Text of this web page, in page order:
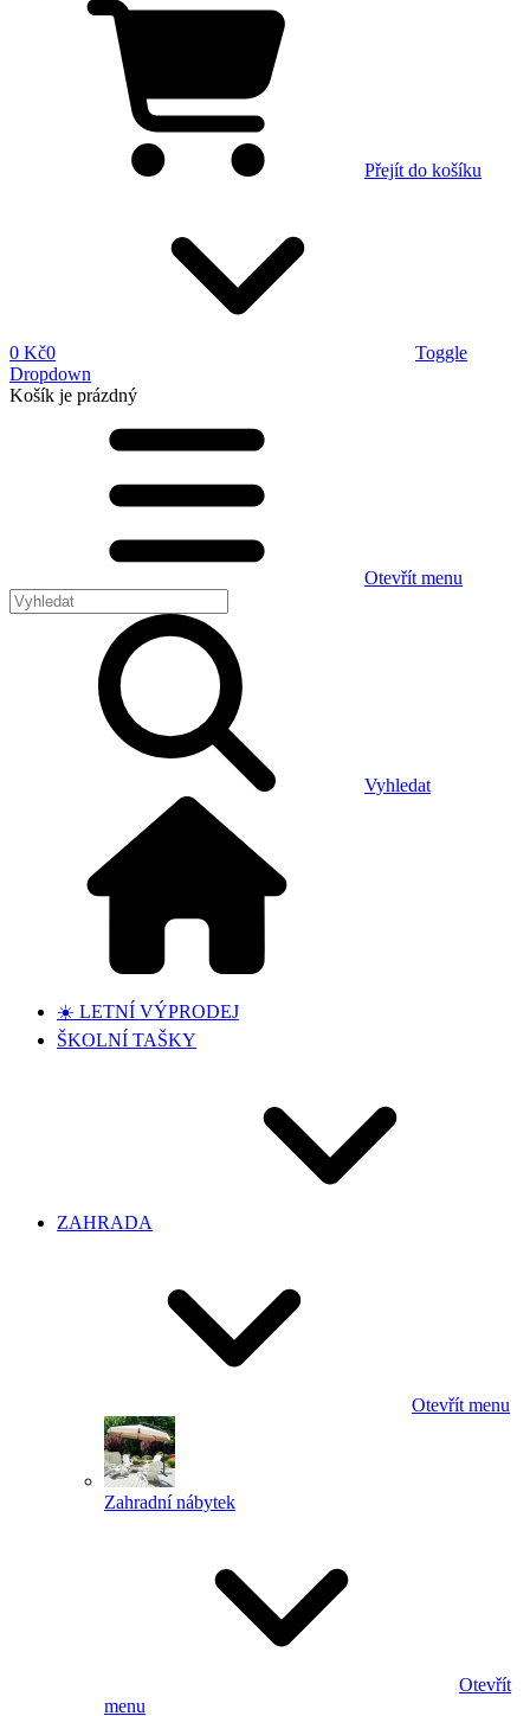
Přejít do košíku
0 Kč0
Toggle
Dropdown
Košík je prázdný
Otevřít menu
Vyhledat
☀️ LETNÍ VÝPRODEJ
ŠKOLNÍ TAŠKY
ZAHRADA
Otevřít menu
Zahradní nábytek
Otevřít
menu